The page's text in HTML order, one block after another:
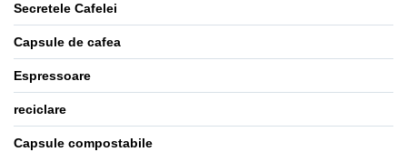
Secretele Cafelei
Capsule de cafea
Espressoare
reciclare
Capsule compostabile